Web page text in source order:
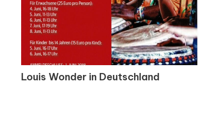
Louis Wonder in Deutschland